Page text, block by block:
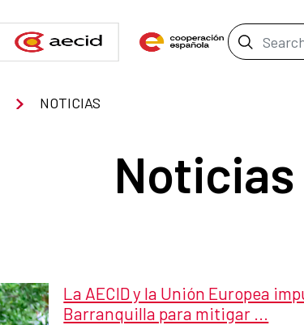
Search
NOTICIAS
Noticias
La AECID y la Unión Europea
Barranquilla para mitigar ...